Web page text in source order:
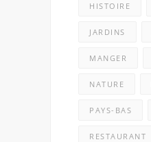
HISTOIRE
JARDINS
MANGER
NATURE
PAYS-BAS
RESTAURANT